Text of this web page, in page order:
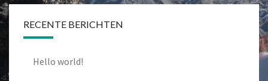
RECENTE BERICHTEN
Hello world!